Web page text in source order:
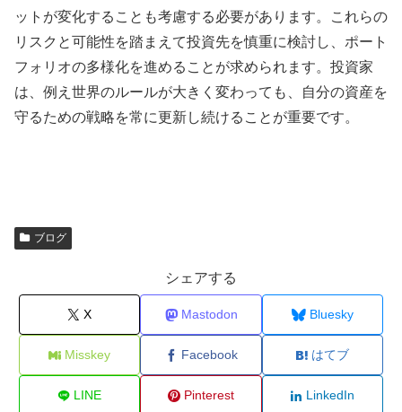
ットが変化することも考慮する必要があります。これらの
リスクと可能性を踏まえて投資先を慎重に検討し、ポート
フォリオの多様化を進めることが求められます。投資家
は、例え世界のルールが大きく変わっても、自分の資産を
守るための戦略を常に更新し続けることが重要です。
ブログ
シェアする
X Mastodon Bluesky
Misskey Facebook はてブ
LINE Pinterest LinkedIn